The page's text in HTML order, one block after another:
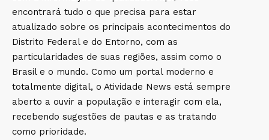
encontrará tudo o que precisa para estar
atualizado sobre os principais acontecimentos do
Distrito Federal e do Entorno, com as
particularidades de suas regiões, assim como o
Brasil e o mundo. Como um portal moderno e
totalmente digital, o Atividade News está sempre
aberto a ouvir a população e interagir com ela,
recebendo sugestões de pautas e as tratando
como prioridade.